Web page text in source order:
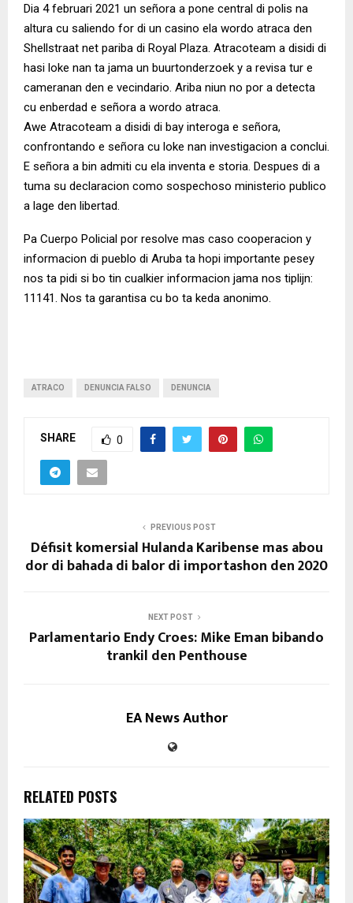
Dia 4 februari 2021 un señora a pone central di polis na
altura cu saliendo for di un casino ela wordo atraca den
Shellstraat net pariba di Royal Plaza. Atracoteam a disidi di
hasi loke nan ta jama un buurtonderzoek y a revisa tur e
cameranan den e vecindario. Ariba niun no por a detecta
cu enberdad e señora a wordo atraca.
Awe Atracoteam a disidi di bay interoga e señora,
confrontando e señora cu loke nan investigacion a conclui.
E señora a bin admiti cu ela inventa e storia. Despues di a
tuma su declaracion como sospechoso ministerio publico
a lage den libertad.
Pa Cuerpo Policial por resolve mas caso cooperacion y
informacion di pueblo di Aruba ta hopi importante pesey
nos ta pidi si bo tin cualkier informacion jama nos tiplijn:
11141. Nos ta garantisa cu bo ta keda anonimo.
ATRACO DENUNCIA FALSO DENUNCIA
SHARE 0
PREVIOUS POST
Défisit komersial Hulanda Karibense mas abou
dor di bahada di balor di importashon den 2020
NEXT POST
Parlamentario Endy Croes: Mike Eman bibando
trankil den Penthouse
EA News Author
RELATED POSTS